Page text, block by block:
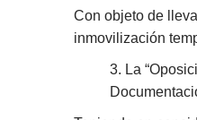
Con objeto de
inmovilización
3. La